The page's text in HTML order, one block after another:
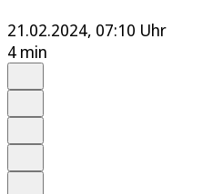
21.02.2024, 07:10 Uhr
4 min